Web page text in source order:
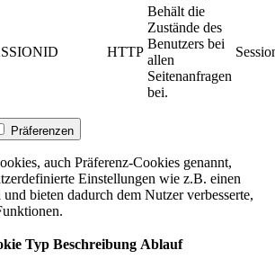
HTTP
Behält die
Zustände des
Benutzers bei
allen
Seitenanfragen
bei.
Präferenzen
auch Präferenz-Cookies genannt,
Einstellungen wie z.B. einen
und bieten dadurch dem Nutzer verbesserte,
Typ Beschreibung Ablauf